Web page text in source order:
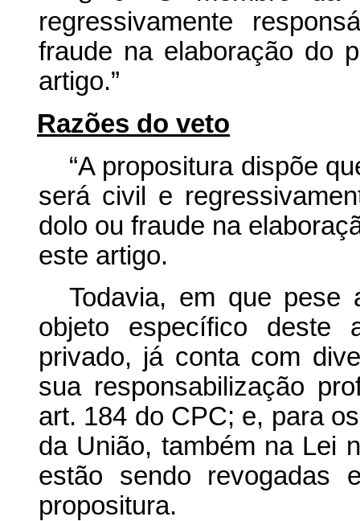
regressivamente
fraude na elaboração do
artigo.”
Razões do veto
“A propositura dispõe
será civil e
dolo ou fraude na
este artigo.
Todavia, em que pese
objeto específico deste
privado, já conta com
sua responsabilização
art. 184 do CPC; e, para
da União, também na Lei
estão sendo revogadas
propositura.